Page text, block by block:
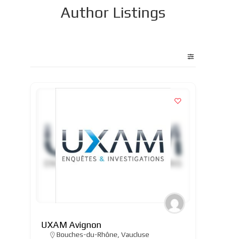
Author Listings
UXAM Avignon
Bouches-du-Rhône Vaucluse